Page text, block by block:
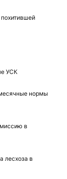
УСК
нормы
в
лесхоза в